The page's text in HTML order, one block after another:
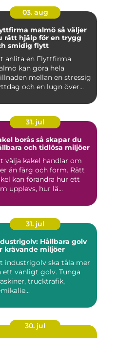
03. aug
malmö så väljer
rätt hjälp för en trygg
smidig flytt
anlita en Flyttfirma
kan göra hela
mellan en stressig
och en lugn över...
31. jul
borås så skapar du
och tidlösa miljöer
välja kakel handlar om
än färg och form. Rätt
kan förändra hur ett
upplevs, hur lä...
31. jul
Hållbara golv
krävande miljöer
industrigolv ska tåla mer
ett vanligt golv. Tunga
trucktrafik,
30. jul